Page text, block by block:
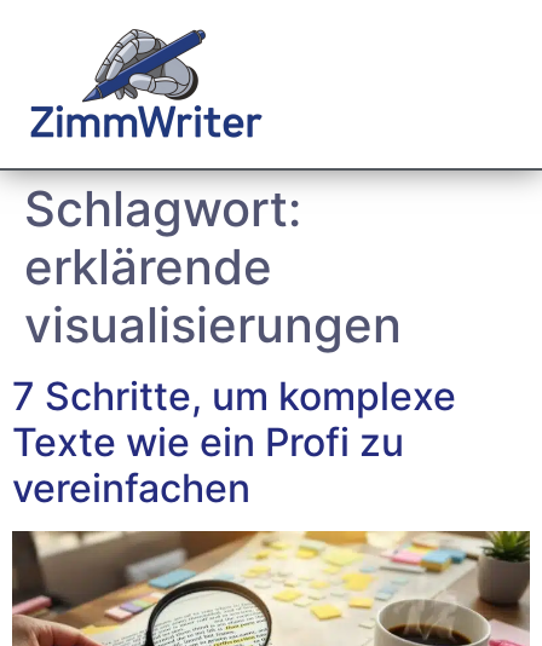
Schlagwort:
erklärende
visualisierungen
7 Schritte, um komplexe
Texte wie ein Profi zu
vereinfachen